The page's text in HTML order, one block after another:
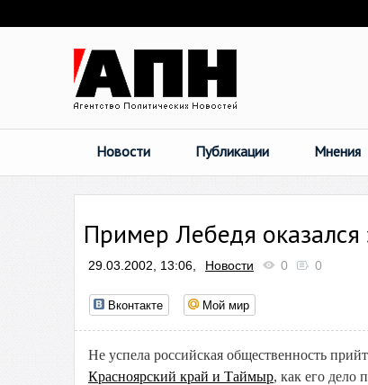
Новости Публикации Мнения
Пример Лебедя оказался
29.03.2002, 13:06, Новости 0 0
Вконтакте Мой мир
Не успела российская общественность
Красноярский край и Таймыр, как его дело